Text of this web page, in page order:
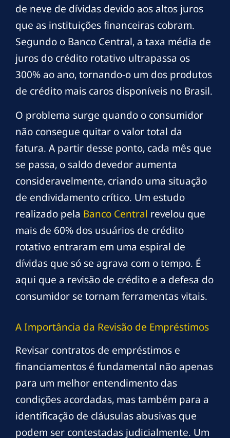
de neve de dívidas devido aos altos juros
que as instituições financeiras cobram.
Segundo o Banco Central, a taxa média de
juros do crédito rotativo ultrapassa os
300% ao ano, tornando-o um dos produtos
de crédito mais caros disponíveis no Brasil.
O problema surge quando o consumidor
não consegue quitar o valor total da
fatura. A partir desse ponto, cada mês que
se passa, o saldo devedor aumenta
consideravelmente, criando uma situação
de endividamento crítico. Um estudo
realizado pela Banco Central revelou que
mais de 60% dos usuários de crédito
rotativo entraram em uma espiral de
dívidas que só se agrava com o tempo. É
aqui que a revisão de crédito e a defesa do
consumidor se tornam ferramentas vitais.
A Importância da Revisão de Empréstimos
Revisar contratos de empréstimos e
financiamentos é fundamental não apenas
para um melhor entendimento das
condições acordadas, mas também para a
identificação de cláusulas abusivas que
podem ser contestadas judicialmente. Um